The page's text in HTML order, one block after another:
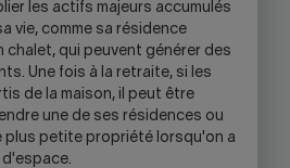
les actifs majeurs accumulés
vie, comme sa résidence
chalet, qui peuvent générer des
Une fois à la retraite, si les
de la maison, il peut être
une de ses résidences ou
plus petite propriété lorsqu'on a
d'espace.